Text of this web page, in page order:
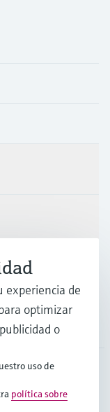
experiencia de
optimizar
o
uso de
política sobre